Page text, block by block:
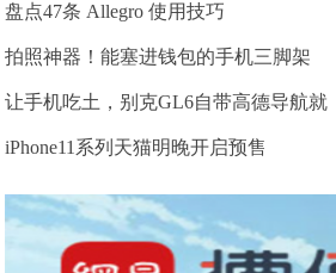
盘点47条 Allegro 使用技巧
拍照神器！能塞进钱包的手机三脚架
让手机吃土，别克GL6自带高德导航就
iPhone11系列天猫明晚开启预售